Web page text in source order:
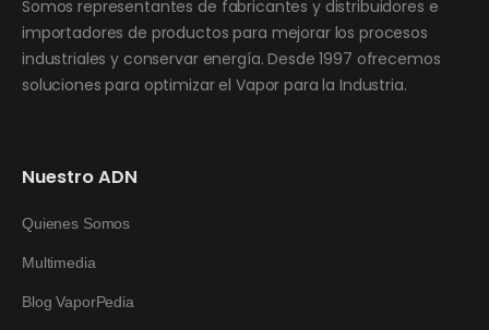
Somos representantes de fabricantes y distribuidores e
importadores de productos para mejorar los procesos
industriales y conservar energía. Desde 1997 ofrecemos
soluciones para optimizar el Vapor para la Industria.
Nuestro ADN
Quienes Somos
Multimedia
Blog VaporPedia